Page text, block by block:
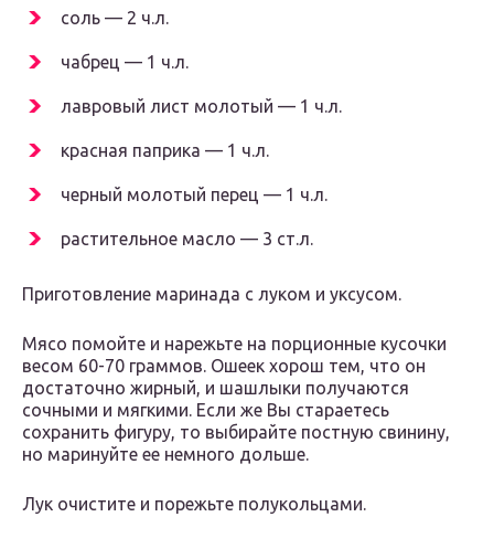
соль — 2 ч.л.
чабрец — 1 ч.л.
лавровый лист молотый — 1 ч.л.
красная паприка — 1 ч.л.
черный молотый перец — 1 ч.л.
растительное масло — 3 ст.л.
Приготовление маринада с луком и уксусом.
Мясо помойте и нарежьте на порционные кусочки
весом 60-70 граммов. Ошеек хорош тем, что он
достаточно жирный, и шашлыки получаются
сочными и мягкими. Если же Вы стараетесь
сохранить фигуру, то выбирайте постную свинину,
но маринуйте ее немного дольше.
Лук очистите и порежьте полукольцами.